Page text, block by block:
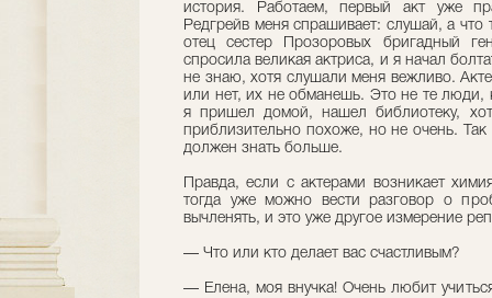
история. Работаем, первый акт уже
Редгрейв меня спрашивает: слушай, а что
отец сестер Прозоровых бригадный
спросила великая актриса, и я начал
не знаю, хотя слушали меня вежливо.
или нет, их не обманешь. Это не те люди,
я пришел домой, нашел библиотеку,
приблизительно похоже, но не очень.
должен знать больше.
Правда, если с актерами возникает
тогда уже можно вести разговор о
вычленять, и это уже другое измерение
— Что или кто делает вас счастливым?
— Елена, моя внучка! Очень любит